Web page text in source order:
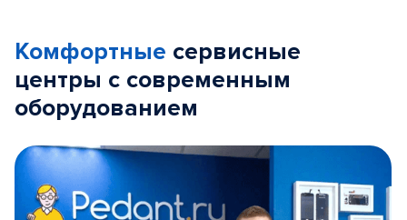
Комфортные сервисные
центры с современным
оборудованием